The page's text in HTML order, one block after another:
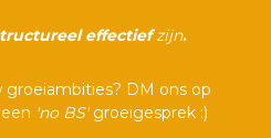
effectiefzijn.
groeiambities? DM ons op
'no BS'groeigesprek :)